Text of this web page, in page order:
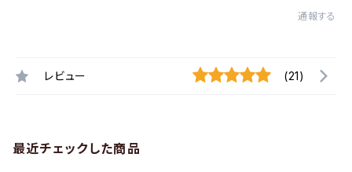
通報する
レビュー (21)
最近チェックした商品